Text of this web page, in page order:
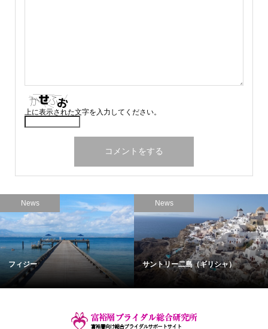
上に表示された文字を入力してください。
News
フィジー
News
サントリー二島（ギリシャ）